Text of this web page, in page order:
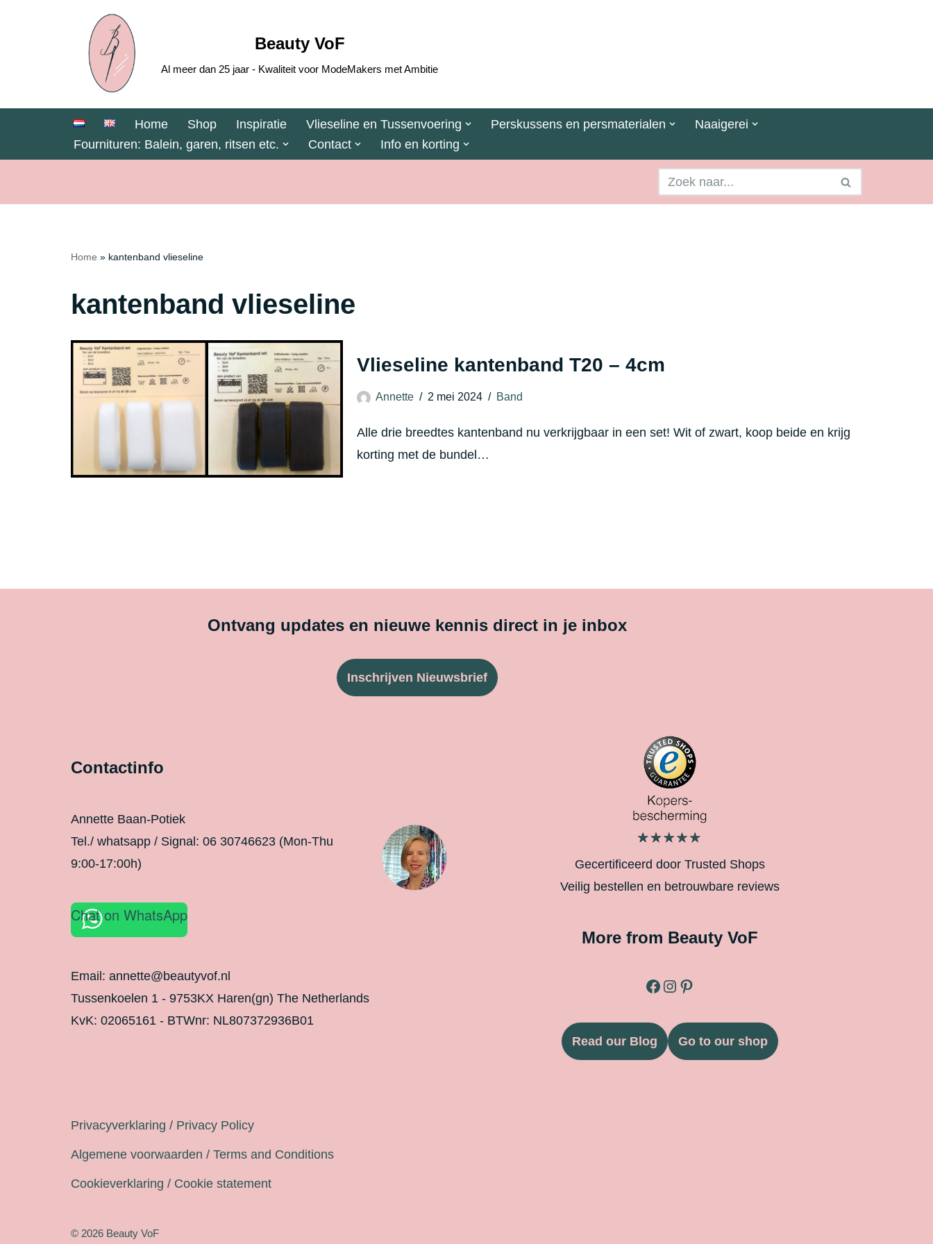
inhoud
Beauty VoF
Al meer dan 25 jaar - Kwaliteit voor ModeMakers met Ambitie
Home Shop Inspiratie Vlieseline en Tussenvoering Perskussens en persmaterialen
Naaigerei
Fournituren: Balein, garen, ritsen etc.
Contact Info en korting
Home » kantenband vlieseline
kantenband vlieseline
Vlieseline kantenband T20 – 4cm
Annette 2 mei 2024 Band
Alle drie breedtes kantenband nu verkrijgbaar in een set! Wit of zwart, koop beide en krijg
korting met de bundel…
Ontvang updates en nieuwe kennis direct in je inbox
Inschrijven Nieuwsbrief
Contactinfo
Annette Baan-Potiek
Tel./ whatsapp / Signal: 06 30746623 (Mon-Thu
9:00-17:00h)
Chat on WhatsApp
Email: annette@beautyvof.nl
Tussenkoelen 1 - 9753KX Haren(gn) The Netherlands
KvK: 02065161 - BTWnr: NL807372936B01
Gecertificeerd door Trusted Shops
Veilig bestellen en betrouwbare reviews
More from Beauty VoF
Read our Blog Go to our shop
Privacyverklaring / Privacy Policy
Algemene voorwaarden / Terms and Conditions
Cookieverklaring / Cookie statement
© 2026 Beauty VoF